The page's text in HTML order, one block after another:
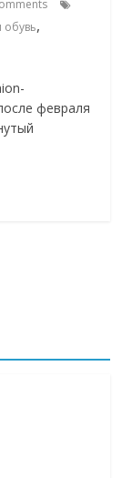
обувь,
февраля